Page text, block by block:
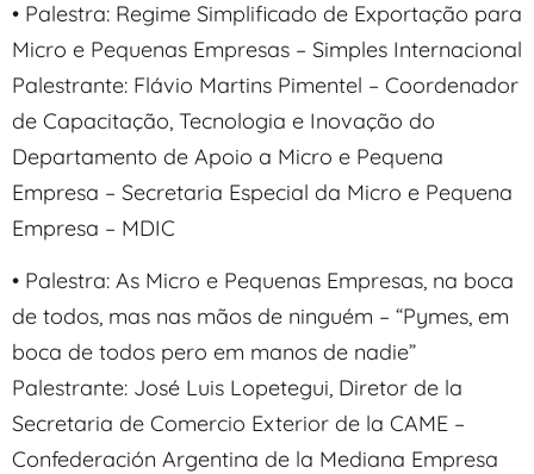
• Palestra: Regime Simplificado de Exportação para
Micro e Pequenas Empresas – Simples Internacional
Palestrante: Flávio Martins Pimentel – Coordenador
de Capacitação, Tecnologia e Inovação do
Departamento de Apoio a Micro e Pequena
Empresa – Secretaria Especial da Micro e Pequena
Empresa – MDIC
• Palestra: As Micro e Pequenas Empresas, na boca
de todos, mas nas mãos de ninguém – “Pymes, em
boca de todos pero em manos de nadie”
Palestrante: José Luis Lopetegui, Diretor de la
Secretaria de Comercio Exterior de la CAME –
Confederación Argentina de la Mediana Empresa